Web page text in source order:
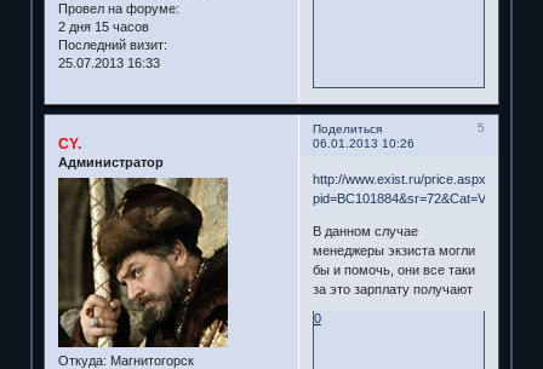
Провел на форуме:
2 дня 15 часов
Последний визит:
25.07.2013 16:33
Поделиться
5
06.01.2013 10:26
CY.
Администратор
Откуда: Магнитогорск
http://www.exist.ru/price.aspx?
В данном случае
менеджеры экзиста могли
бы и помочь, они все таки
за это зарплату получают
0